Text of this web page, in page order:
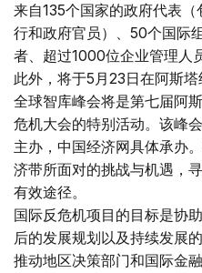
来自135个国家的政府代表
行和政府官员）、50个国际
者、超过1000位企业管理
此外，将于5月23日在阿斯
全球智库峰会将是第七届阿
危机大会的特别活动。该峰
主办，中国经济网具体承办
济带所面对的挑战与机遇，
有效途径。
国际反危机项目的目标是协
后的发展规划以及持续发展
推动地区决策部门和国际金